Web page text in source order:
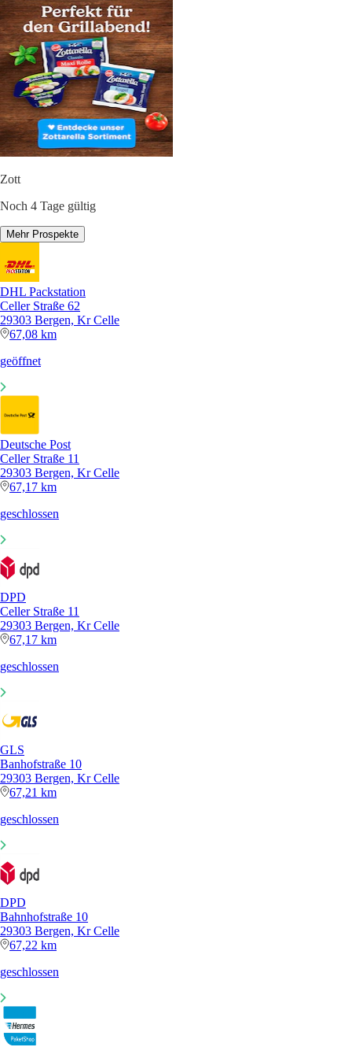
Zott
Noch 4 Tage gültig
Mehr Prospekte
DHL Packstation
Celler Straße 62
29303 Bergen, Kr Celle
67,08 km
geöffnet
Deutsche Post
Celler Straße 11
29303 Bergen, Kr Celle
67,17 km
geschlossen
DPD
Celler Straße 11
29303 Bergen, Kr Celle
67,17 km
geschlossen
GLS
Banhofstraße 10
29303 Bergen, Kr Celle
67,21 km
geschlossen
DPD
Bahnhofstraße 10
29303 Bergen, Kr Celle
67,22 km
geschlossen